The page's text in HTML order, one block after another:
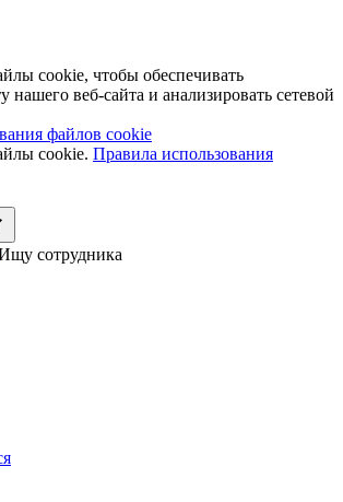
cookie, чтобы обеспечивать
нашего веб-сайта и анализировать сетевой
файлов cookie
cookie. Правила использования
сотрудника